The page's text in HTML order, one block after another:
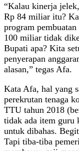
“Kalau kinerja
Rp 84 miliar itu?
program
100 miliar tidak
Bupati apa? Kita
penyerapan
alasan,” tegas Afa.
Kata Afa, hal yang
perekrutan tenaga
TTU tahun 2018
tidak ada item guru
untuk dibahas.
Tapi tiba-tiba